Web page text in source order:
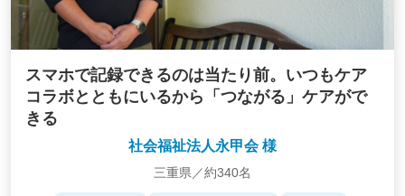
スマホで記録できるのは当たり前。いつもケア
コラボとともにいるから「つながる」ケアがで
きる
社会福祉法人永甲会 様
三重県／約340名